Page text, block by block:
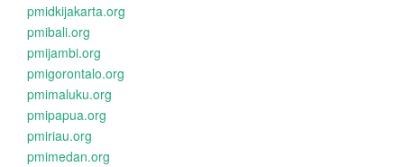
pmidkijakarta.org
pmibali.org
pmijambi.org
pmigorontalo.org
pmimaluku.org
pmipapua.org
pmiriau.org
pmimedan.org